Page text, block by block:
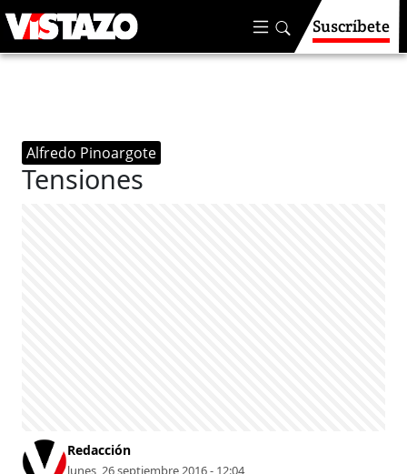
Suscríbete
Alfredo Pinoargote
Tensiones
Redacción
lunes, 26 septiembre 2016 - 12:04